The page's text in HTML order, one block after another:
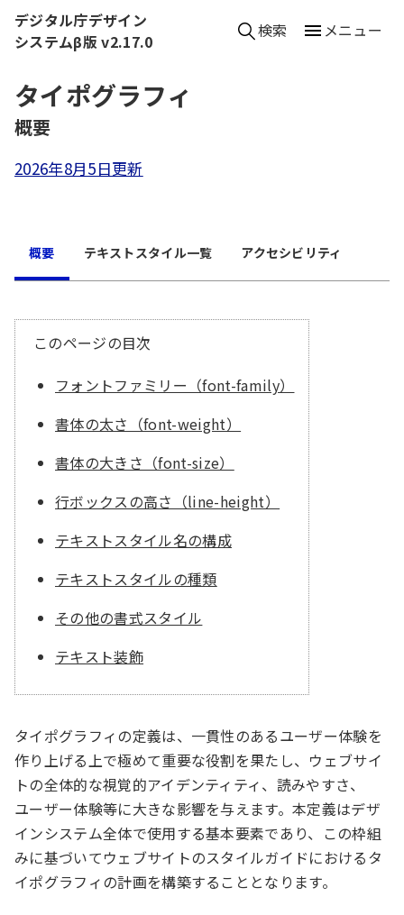
本文へ移動
デジタル庁デザイン
システムβ版 v2.17.0
検索 メニュー
タイポグラフィ
（
概要
2026年8月5日更新
概要 テキストスタイル一覧 アクセシビリティ
このページの目次
フォントファミリー（font-family）
書体の太さ（font-weight）
書体の大きさ（font-size）
行ボックスの高さ（line-height）
テキストスタイル名の構成
テキストスタイルの種類
その他の書式スタイル
テキスト装飾
タイポグラフィの定義は、一貫性のあるユーザー体験を
作り上げる上で極めて重要な役割を果たし、ウェブサイ
トの全体的な視覚的アイデンティティ、読みやすさ、
ユーザー体験等に大きな影響を与えます。本定義はデザ
インシステム全体で使用する基本要素であり、この枠組
みに基づいてウェブサイトのスタイルガイドにおけるタ
イポグラフィの計画を構築することとなります。